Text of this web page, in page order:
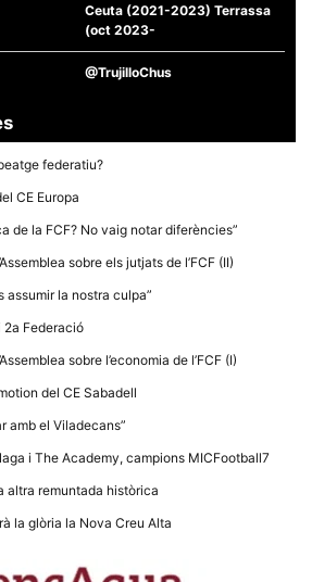
Ceuta (2021-2023) Terrassa
(oct 2023-
@TrujilloChus
federatiu?
CE Europa
de la FCF? No vaig notar diferències”
sobre els jutjats de l’FCF (II)
assumir la nostra culpa”
2a Federació
sobre l’economia de l’FCF (I)
del CE Sabadell
amb el Viladecans”
i The Academy, campions MICFootball7
altra remuntada històrica
la glòria la Nova Creu Alta
cookies no
necessàries
Estadístiques
Recopilem
anònima d'ús
per a millorar
i la seva
d'usuari
tècnics del